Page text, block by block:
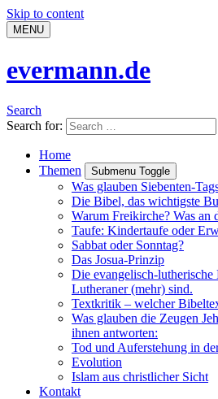
Skip to content
MENU
evermann.de
Search
Search for:
Home
Themen
Submenu Toggle
Was glauben Siebenten-
Die Bibel, das wichtigste
Warum Freikirche? Was an
Taufe: Kindertaufe oder
Sabbat oder Sonntag?
Das Josua-Prinzip
Die evangelisch-
Lutheraner (mehr) sind.
Textkritik – welcher
Was glauben die Zeugen
ihnen antworten:
Tod und Auferstehung in
Evolution
Islam aus christlicher Sicht
Kontakt